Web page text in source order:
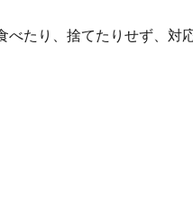
べたり、捨てたりせず、対